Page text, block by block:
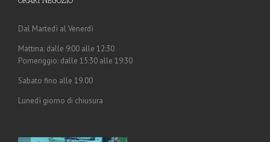
Dal Martedì al Venerdì
Mattina: dalle 9:00 alle 12:30
Pomeriggio: dalle 15:30 alle 19:30
Sabato fino alle 19.00
Lunedì giorno di chiusura